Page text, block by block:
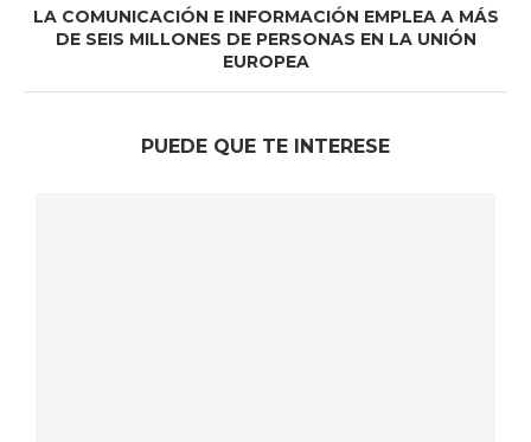
LA COMUNICACIÓN E INFORMACIÓN EMPLEA A MÁS
DE SEIS MILLONES DE PERSONAS EN LA UNIÓN
EUROPEA
PUEDE QUE TE INTERESE